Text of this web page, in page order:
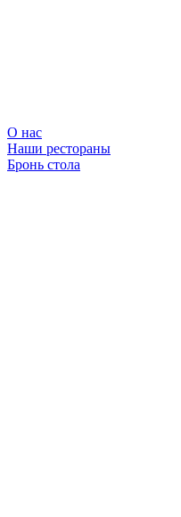
О нас
Наши рестораны
Бронь стола